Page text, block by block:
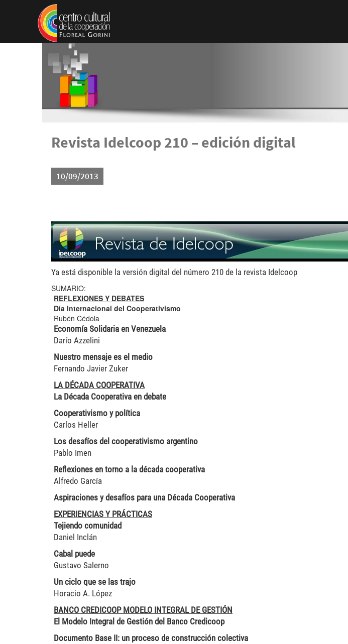
Pasar al contenido principal
Revista Idelcoop 210 – edición digital
10/09/2013
header.jpg
Ya está disponible la versión digital del número 210 de la revista Idelcoop
SUMARIO:
REFLEXIONES Y DEBATES
Día Internacional del Cooperativismo
Rubén Cédola
Economía Solidaria en Venezuela
Darío Azzelini
Nuestro mensaje es el medio
Fernando Javier Zuker
LA DÉCADA COOPERATIVA
La Década Cooperativa en debate
Cooperativismo y política
Carlos Heller
Los desafíos del cooperativismo argentino
Pablo Imen
Reflexiones en torno a la década cooperativa
Alfredo García
Aspiraciones y desafíos para una Década Cooperativa
EXPERIENCIAS Y PRÁCTICAS
Tejiendo comunidad
Daniel Inclán
Cabal puede
Gustavo Salerno
Un ciclo que se las trajo
Horacio A. López
BANCO CREDICOOP MODELO INTEGRAL DE GESTIÓN
El Modelo Integral de Gestión del Banco Credicoop
Documento Base II: un proceso de construcción colectiva